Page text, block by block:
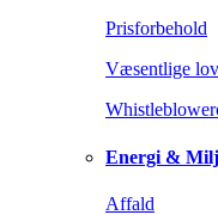
Prisforbehold
Væsentlige
Energi &
Affald